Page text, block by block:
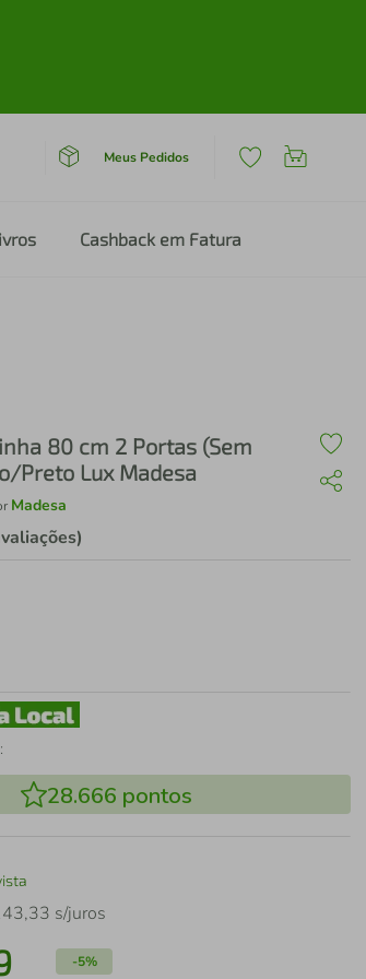
Meus Pedidos
Cashback em Fatura
80 cm 2 Portas (Sem
Preto Lux Madesa
Madesa
28.666 pontos
,33 s/juros
-5%